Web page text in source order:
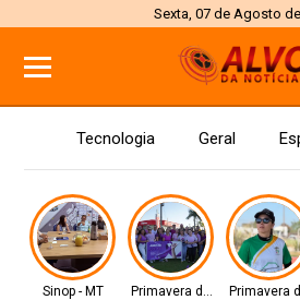
Sexta, 07 de Agosto
Tecnologia Geral
Sinop - MT Primavera do LestePrimavera